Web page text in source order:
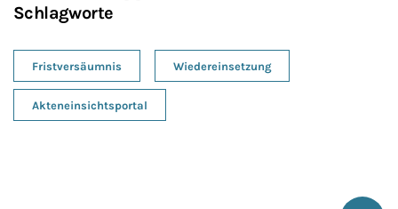
Schlagworte
Fristversäumnis Wiedereinsetzung
Akteneinsichtsportal